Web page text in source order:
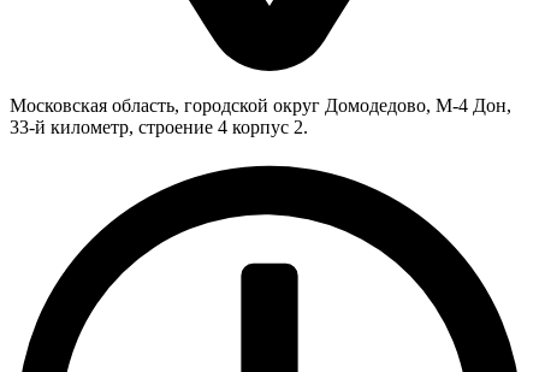
Московская область, городской округ Домодедово, М-4 Дон,
33-й километр, строение 4 корпус 2.